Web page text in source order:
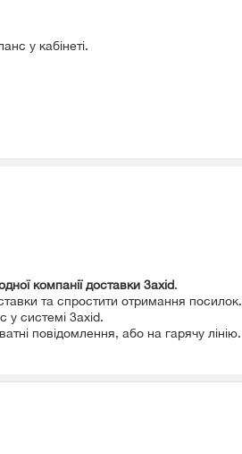
у кабінеті.
компанії доставки 3axid.
та спростити отримання посилок.
у системі 3axid.
повідомлення, або на гарячу лінію.